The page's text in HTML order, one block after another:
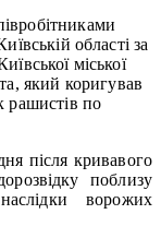
області за
міської
який коригував
рашистів по
після кривавого
поблизу
ворожих